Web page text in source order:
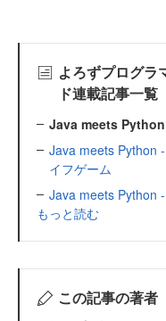
よろずプログラ
ド連載記事一覧
Java meets Python
Java meets Python
イフゲーム
Java meets Python
もっと読む
この記事の著者